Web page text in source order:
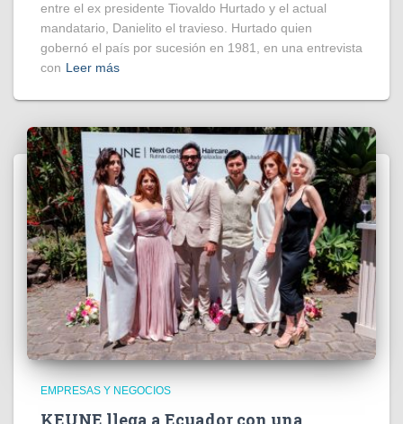
entre el ex presidente Tiovaldo Hurtado y el actual
mandatario, Danielito el travieso. Hurtado quien
gobernó el país por sucesión en 1981, en una entrevista
con Leer más
EMPRESAS Y NEGOCIOS
KEUNE llega a Ecuador con una